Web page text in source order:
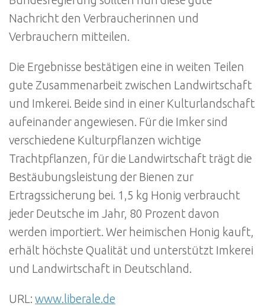
Nachricht den Verbraucherinnen und
Verbrauchern mitteilen.
Die Ergebnisse bestätigen eine in weiten Teilen
gute Zusammenarbeit zwischen Landwirtschaft
und Imkerei. Beide sind in einer Kulturlandschaft
aufeinander angewiesen. Für die Imker sind
verschiedene Kulturpflanzen wichtige
Trachtpflanzen, für die Landwirtschaft trägt die
Bestäubungsleistung der Bienen zur
Ertragssicherung bei. 1,5 kg Honig verbraucht
jeder Deutsche im Jahr, 80 Prozent davon
werden importiert. Wer heimischen Honig kauft,
erhält höchste Qualität und unterstützt Imkerei
und Landwirtschaft in Deutschland.
URL: www.liberale.de